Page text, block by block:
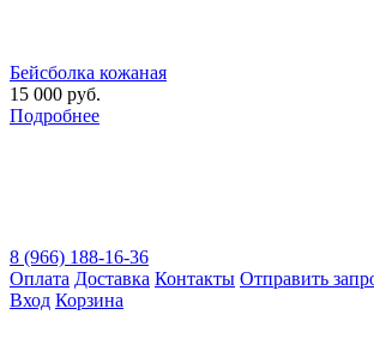
Бейсболка кожаная
15 000 руб.
Подробнее
8 (966) 188-16-36
Оплата Доставка Контакты Отправить
Вход Корзина